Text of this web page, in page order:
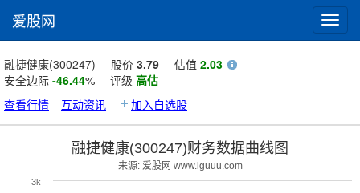
爱股网
融捷健康(300247) 股价 3.79 估值 2.03
安全边际 -46.44% 评级 高估
查看行情
互动资讯 加入自选股
融捷健康(300247)财务数据曲线图
来源: 爱股网 www.iguuu.com
3k